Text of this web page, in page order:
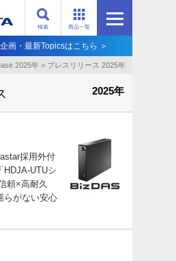
商品一覧
検索
画・最新Topicsはこちら ＞
2025年 > プレスリリース 2025年
2025年
採用外付
HDJA-UTUシ
頼×高耐久
らがない安心